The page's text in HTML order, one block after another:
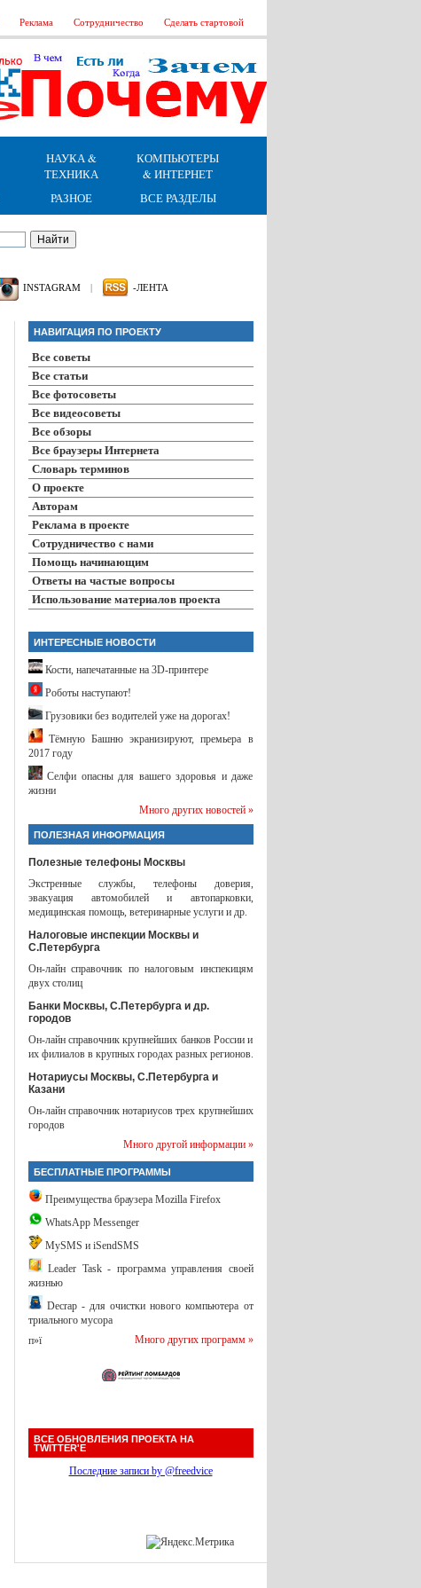
Реклама Сотрудничество Сделать стартовой
НАУКА &
ТЕХНИКА
КОМПЬЮТЕРЫ
& ИНТЕРНЕТ
РАЗНОЕ ВСЕ РАЗДЕЛЫ
INSTAGRAM | -ЛЕНТА
НАВИГАЦИЯ ПО ПРОЕКТУ
Все советы
Все статьи
Все фотосоветы
Все видеосоветы
Все обзоры
Все браузеры Интернета
Словарь терминов
О проекте
Авторам
Реклама в проекте
Сотрудничество с нами
Помощь начинающим
Ответы на частые вопросы
Использование материалов проекта
ИНТЕРЕСНЫЕ НОВОСТИ
Кости, напечатанные на 3D-принтере
Роботы наступают!
Грузовики без водителей уже на дорогах!
Тёмную Башню экранизируют, премьера в
2017 году
Селфи опасны для вашего здоровья и даже
жизни
Много других новостей »
ПОЛЕЗНАЯ ИНФОРМАЦИЯ
Полезные телефоны Москвы
Экстренные службы, телефоны доверия,
эвакуация автомобилей и автопарковки,
медицинская помощь, ветеринарные услуги и др.
Налоговые инспекции Москвы и
С.Петербурга
Он-лайн справочник по налоговым инспекицям
двух столиц
Банки Москвы, С.Петербурга и др.
городов
Он-лайн справочник крупнейших банков России и
их филиалов в крупных городах разных регионов.
Нотариусы Москвы, С.Петербурга и
Казани
Он-лайн справочник нотариусов трех крупнейших
городов
Много другой информации »
БЕСПЛАТНЫЕ ПРОГРАММЫ
Преимущества браузера Mozilla Firefox
WhatsApp Messenger
MySMS и iSendSMS
Leader Task - программа управления своей
жизнью
Decrap - для очистки нового компьютера от
триального мусора
Много других программ »
п»ї
ВСЕ ОБНОВЛЕНИЯ ПРОЕКТА НА
TWITTER'Е
Последние записи by @freedvice